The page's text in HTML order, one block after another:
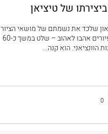
של טיציאן
שלכד את נשמתם של מושאי הציור
שלו ומלכים ואפיפיורים אהבו לאהוב – שלט במשך כ-60
הוונציאני. הוא קנה...
0